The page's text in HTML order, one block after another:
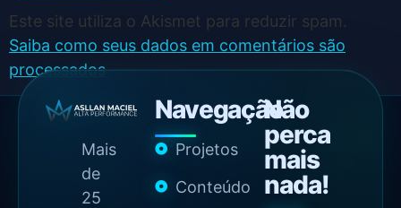
Este site utiliza o Akismet para reduzir spam.
Saiba como seus dados em comentários são
processados.
Mais
de
25
Navegação
Projetos
Conteúdo
Não
perca
mais
nada!